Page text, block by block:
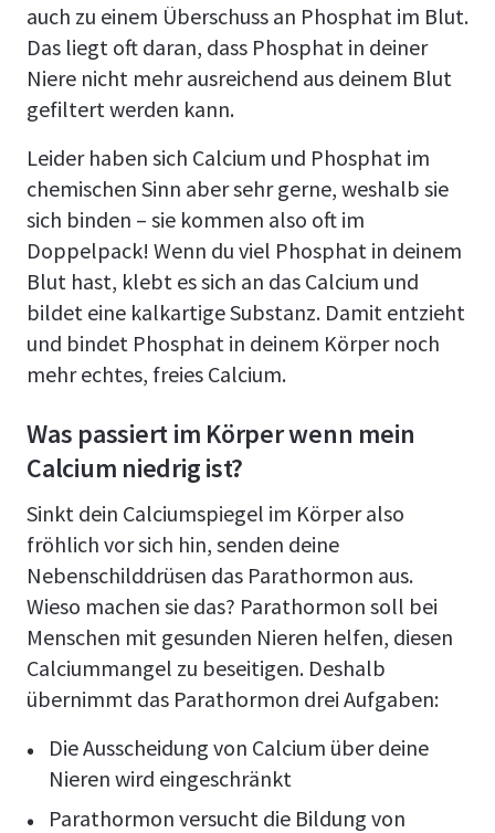
auch zu einem Überschuss an Phosphat im Blut.
Das liegt oft daran, dass Phosphat in deiner
Niere nicht mehr ausreichend aus deinem Blut
gefiltert werden kann.
Leider haben sich Calcium und Phosphat im
chemischen Sinn aber sehr gerne, weshalb sie
sich binden – sie kommen also oft im
Doppelpack! Wenn du viel Phosphat in deinem
Blut hast, klebt es sich an das Calcium und
bildet eine kalkartige Substanz. Damit entzieht
und bindet Phosphat in deinem Körper noch
mehr echtes, freies Calcium.
Was passiert im Körper wenn mein
Calcium niedrig ist?
Sinkt dein Calciumspiegel im Körper also
fröhlich vor sich hin, senden deine
Nebenschilddrüsen das Parathormon aus.
Wieso machen sie das? Parathormon soll bei
Menschen mit gesunden Nieren helfen, diesen
Calciummangel zu beseitigen. Deshalb
übernimmt das Parathormon drei Aufgaben:
Die Ausscheidung von Calcium über deine
Nieren wird eingeschränkt
Parathormon versucht die Bildung von